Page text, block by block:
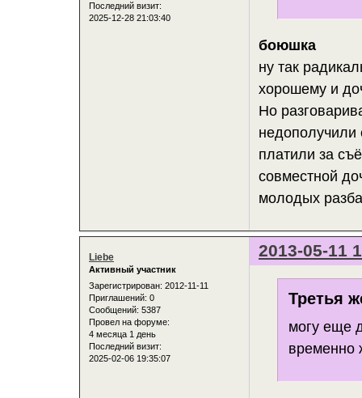
Последний визит:
2025-12-28 21:03:40
боюшка
ну так
хорошему и
Но
недополучили
платили за
совместной
молодых
2013-05-11
Liebe
Активный участник
Зарегистрирован: 2012-11-11
Приглашений: 0
Сообщений: 5387
Провел на форуме:
4 месяца 1 день
Последний визит:
2025-02-06 19:35:07
Третья
могу еще
временно